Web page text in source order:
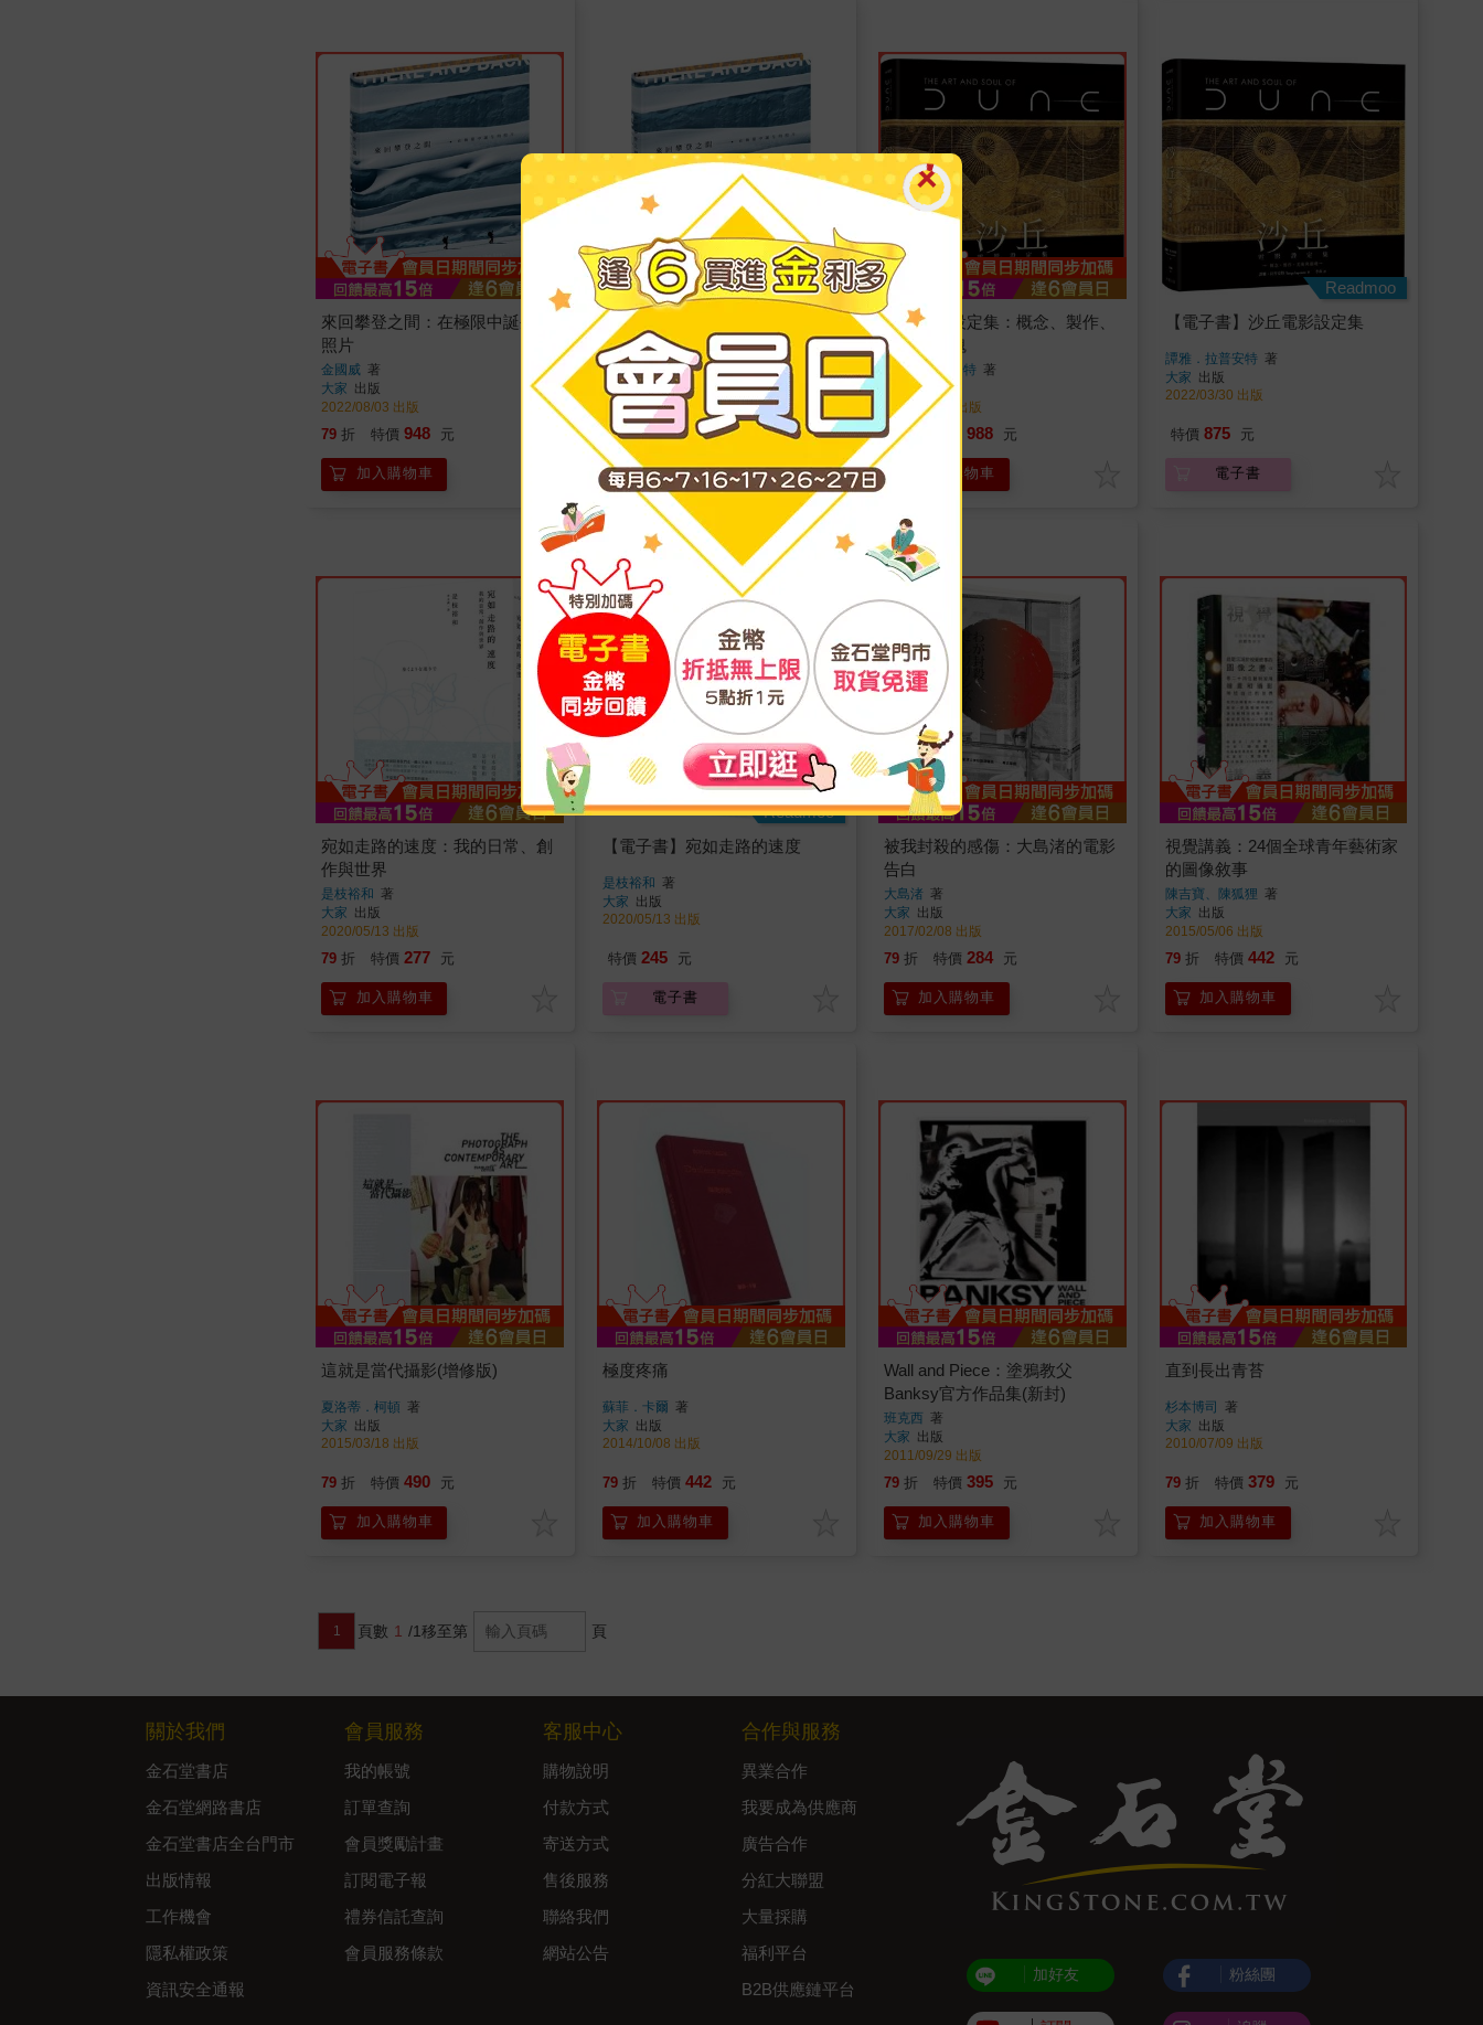
來回攀登之間：在極限中誕生的
照片
金國威 著
大家 出版
2022/08/03 出版
79 折 特價 948 元
加入購物車
Readmoo
【電子書】來回攀登之間
金國威著
大家 出版
2022/08/03 出版
特價 720 元
電子書
沙丘電影設定集：概念、製作、
美術與靈魂
譚雅．拉普安特著
出版
2022/03/30 出版
79 折 988 元
加入購物車
Readmoo
【電子書】沙丘電影設定集
譚雅．拉普安特著
大家 出版
2022/03/30 出版
特價 875 元
電子書
宛如走路的速度：我的日常、創
作與世界
是枝裕和 著
大家 出版
2020/05/13 出版
79 折 特價 277 元
加入購物車
Readmoo
【電子書】宛如走路的速度
是枝裕和 著
大家 出版
2020/05/13 出版
特價 245 元
電子書
被我封殺的感傷：大島渚的電影
告白
大島渚著
大家 出版
2017/02/08 出版
79 折 特價 284 元
加入購物車
視覺講義：24個全球青年藝術家
的圖像敘事
陳吉寶、陳狐狸 著
大家 出版
2015/05/06 出版
79 折 特價 442 元
加入購物車
這就是當代攝影(增修版)
夏洛蒂．柯頓 著
大家 出版
2015/03/18 出版
79 折 特價 490 元
加入購物車
極度疼痛
蘇菲．卡爾 著
大家 出版
2014/10/08 出版
79 折 特價 442 元
加入購物車
Wall and Piece：塗鴉教父
Banksy官方作品集(新封)
班克西 著
大家 出版
2011/09/29 出版
79 折 特價 395 元
加入購物車
直到長出青苔
杉本博司 著
大家 出版
2010/07/09 出版
79 折 特價 379 元
加入購物車
1 頁數 1 /1移至第 頁
關於我們
金石堂書店
金石堂網路書店
金石堂書店全台門市
出版情報
工作機會
隱私權政策
資訊安全通報
會員服務
我的帳號
訂單查詢
會員獎勵計畫
訂閱電子報
禮券信託查詢
會員服務條款
客服中心
購物說明
付款方式
寄送方式
售後服務
聯絡我們
網站公告
合作與服務
異業合作
我要成為供應商
廣告合作
分紅大聯盟
大量採購
福利平台
B2B供應鏈平台
加好友 粉絲團